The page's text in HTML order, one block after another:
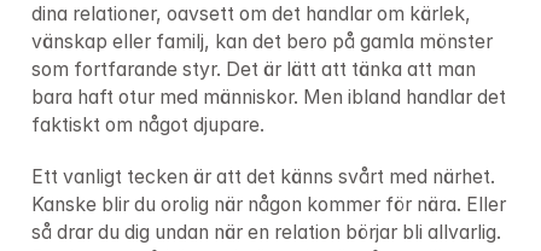
dina relationer, oavsett om det handlar om kärlek,
vänskap eller familj, kan det bero på gamla mönster
som fortfarande styr. Det är lätt att tänka att man
bara haft otur med människor. Men ibland handlar det
faktiskt om något djupare.
Ett vanligt tecken är att det känns svårt med närhet.
Kanske blir du orolig när någon kommer för nära. Eller
så drar du dig undan när en relation börjar bli allvarlig.